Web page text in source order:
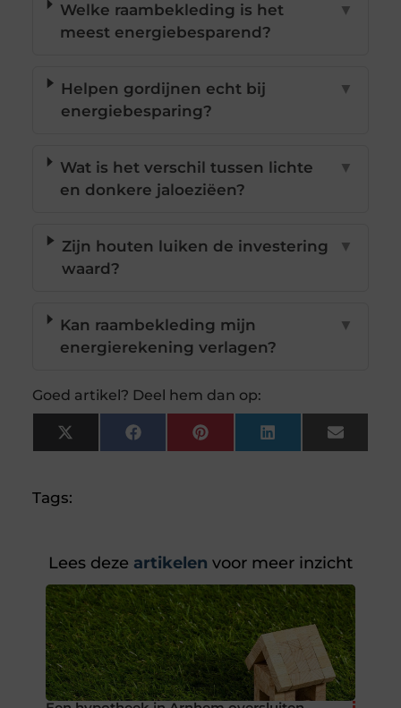
Welke raambekleding is het
meest energiebesparend?
▼
Helpen gordijnen echt bij
energiebesparing?
▼
Wat is het verschil tussen lichte
en donkere jaloeziëen?
▼
Zijn houten luiken de investering
waard?
▼
Kan raambekleding mijn
energierekening verlagen?
▼
Goed artikel? Deel hem dan op:
X
(Twitter)
FacebookPinterestLinkedInEmail
Tags:
Lees deze artikelen voor meer inzicht